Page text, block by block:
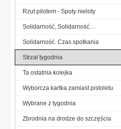
Rzut pilotem - Spoty nieloty
Solidarność, Solidarność…
Solidarność. Czas spotkania
Strzał tygodnia
Ta ostatnia kolejka
Wyborcza kartka zamiast pistoletu
Wybrane z tygodnia
Zbrodnia na drodze do szczęścia